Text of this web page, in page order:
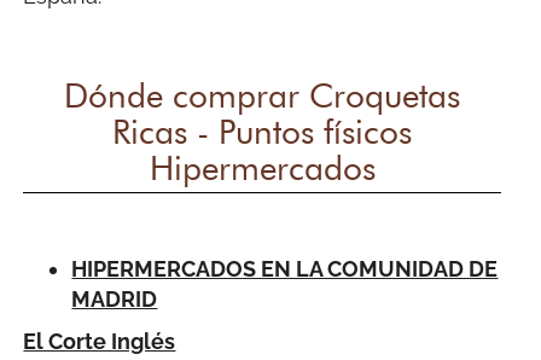
Dónde comprar Croquetas
Ricas - Puntos físicos
Hipermercados
HIPERMERCADOS EN LA COMUNIDAD DE
MADRID
El Corte Inglés